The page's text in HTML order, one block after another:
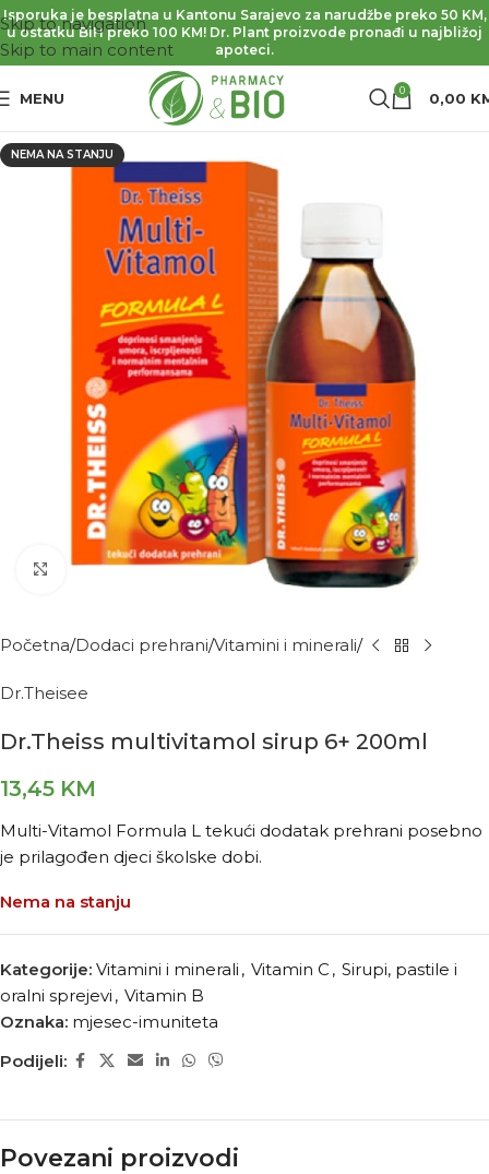
Skip to navigation
Skip to main content
Isporuka je besplatna u Kantonu Sarajevo za narudžbe preko 50 KM,
u ostatku BiH preko 100 KM! Dr. Plant proizvode pronađi u najbližoj
apoteci.
MENU 0 0,00
NEMA NA STANJU
Kliknite za povećanje
Početna Dodaci prehrani Vitamini i minerali
Dr.Theisee
Dr.Theiss multivitamol sirup 6+ 200ml
13,45 KM
Multi-Vitamol Formula L tekući dodatak prehrani posebno
je prilagođen djeci školske dobi.
Nema na stanju
Kategorije: Vitamini i minerali , Vitamin C , Sirupi, pastile i
oralni sprejevi , Vitamin B
Oznaka: mjesec-imuniteta
Podijeli:
Povezani proizvodi